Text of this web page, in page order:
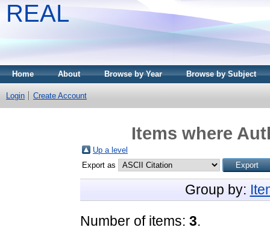
REAL
Home About Browse by Year Browse by Subject
Login Create Account
Items where
Up a level
Export as
Group by:
Number of items: 3.